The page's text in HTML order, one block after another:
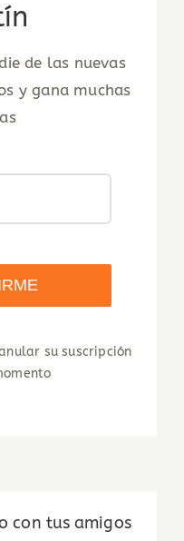
de las nuevas
y gana muchas
su suscripción
con tus amigos